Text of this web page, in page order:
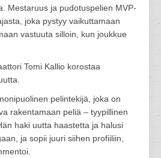
Mestaruus ja pudotuspelien MVP-
joka pystyy vaikuttamaan
vastuuta silloin, kun joukkue
Tomi Kallio korostaa
pelintekijä, joka on
rakentamaan peliä – tyypillinen
haki uutta haastetta ja halusi
ja sopii juuri siihen profiiliin,